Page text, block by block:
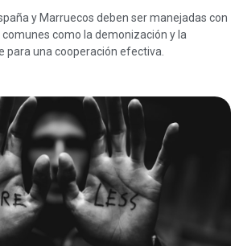
y Marruecos deben ser manejadas con
como la demonización y la
para una cooperación efectiva.